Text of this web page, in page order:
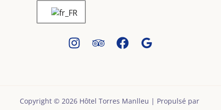
Copyright © 2026 Hôtel Torres Manlleu | Propulsé par